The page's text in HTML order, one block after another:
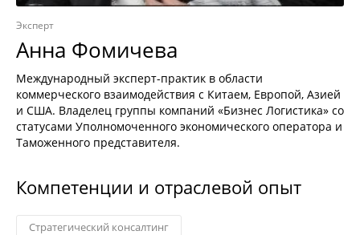
Эксперт
Анна Фомичева
Международный эксперт-практик в области
коммерческого взаимодействия с Китаем, Европой, Азией
и США. Владелец группы компаний «Бизнес Логистика» со
статусами Уполномоченного экономического оператора и
Таможенного представителя.
Компетенции и отраслевой опыт
Стратегический консалтинг